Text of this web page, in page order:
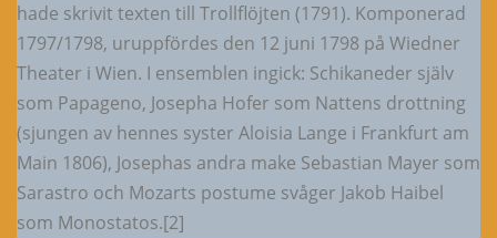
hade skrivit texten till Trollflöjten (1791). Komponerad
1797/1798, uruppfördes den 12 juni 1798 på Wiedner
Theater i Wien. I ensemblen ingick: Schikaneder själv
som Papageno, Josepha Hofer som Nattens drottning
(sjungen av hennes syster Aloisia Lange i Frankfurt am
Main 1806), Josephas andra make Sebastian Mayer som
Sarastro och Mozarts postume svåger Jakob Haibel
som Monostatos.[2]